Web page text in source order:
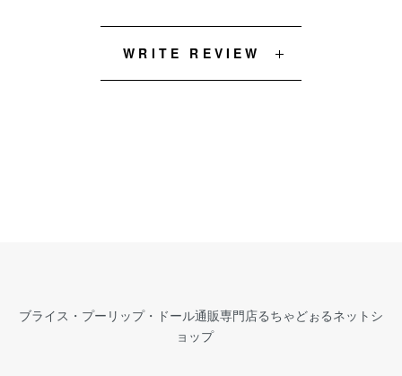
WRITE REVIEW
ブライス・プーリップ・ドール通販専門店るちゃどぉるネットシ
ョップ